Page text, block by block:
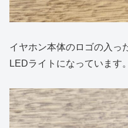
イヤホン本体のロゴの入っ
LEDライトになっています。